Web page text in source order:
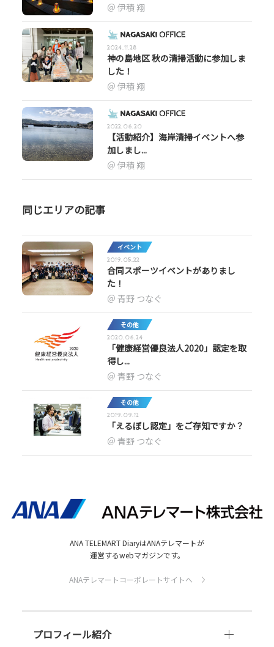
伊積 翔
2024.11.28
神の島地区 秋の清掃活動に参加しま
した！
伊積 翔
2022.06.20
【活動紹介】海岸清掃イベントへ参
加しまし...
伊積 翔
同じエリアの記事
イベント
2019.05.22
合同スポーツイベントがありまし
た！
青野 つなぐ
その他
2020.06.24
「健康経営優良法人2020」認定を取
得し...
青野 つなぐ
その他
2019.09.12
「えるぼし認定」をご存知ですか？
青野 つなぐ
ANA TELEMART DiaryはANAテレマートが
運営するwebマガジンです。
ANAテレマートコーポレートサイトへ
プロフィール紹介